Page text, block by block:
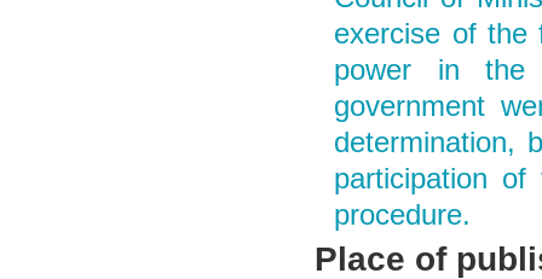
exercise of the
power in the
government
determination,
participation
procedure.
Place of